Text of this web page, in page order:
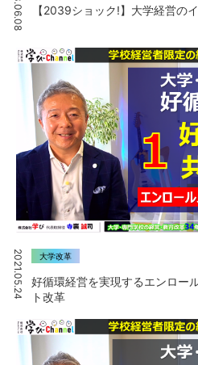
【2039ショック!】大学経営の
2021.05.24 大学改革
好循環経営を実現するエンロー
ト改革